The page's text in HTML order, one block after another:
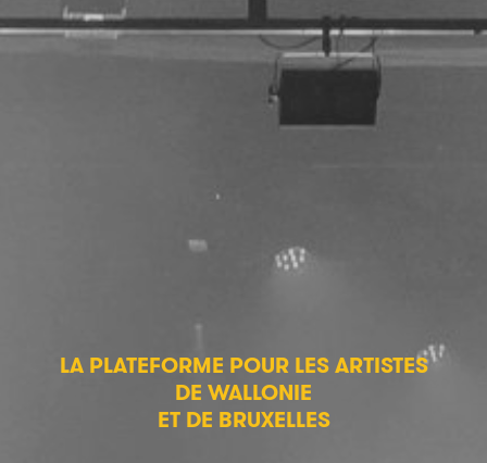
LA PLATEFORME POUR LES ARTISTES
DE WALLONIE
ET DE BRUXELLES